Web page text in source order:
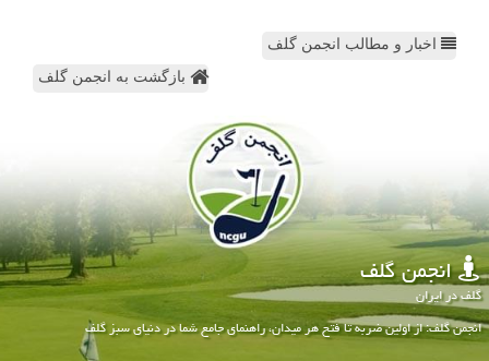
اخبار و مطالب انجمن گلف
بازگشت به انجمن گلف
انجمن گلف
گلف در ایران
انجمن گلف: از اولین ضربه تا فتح هر میدان، راهنمای جامع شما در دنیای سبز گلف